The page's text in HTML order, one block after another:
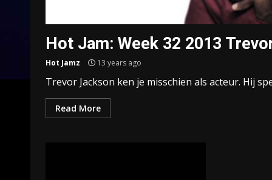
Hot Jam: Week 32 2013
Hot Jamz 13 years ago
Trevor Jackson ken je misschien als acteur. Hij
Read More